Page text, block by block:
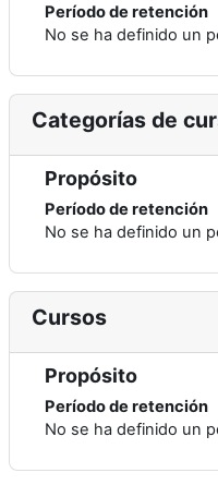
Período de retención
No se ha definido un
Categorías de
Propósito
Período de retención
No se ha definido un
Cursos
Propósito
Período de retención
No se ha definido un